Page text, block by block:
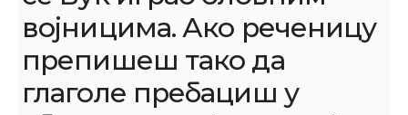
војницима. Ако реченицу
препишеш тако да
глаголе пребациш у